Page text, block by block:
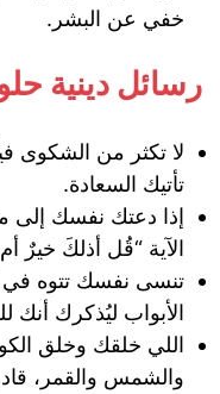
خفي عن البشر.
رسائل دينية
‏لا تكثر من الشكوى
تأتيك السعادة.
إذا دعتك نفسك إلى
الآية “قُل أذلكَ خيرٌ
تنسى نفسك تتوه في
الأبواب ليُذكرك أنك
اللي خلقك وخلق
والشمس والقمر،